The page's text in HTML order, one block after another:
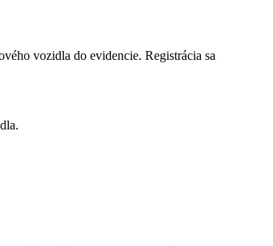
vozidla do evidencie. Registrácia sa